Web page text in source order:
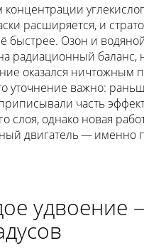
концентрации
расширяется, и
быстрее. Озон и
радиационный баланс,
оказался ничтожным
уточнение важно:
часть
слоя, однако новая
двигатель — именно
удвоение